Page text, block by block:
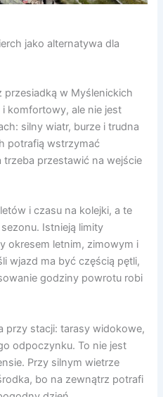
jako alternatywa dla
przesiadką w Myślenickich
komfortowy, ale nie jest
silny wiatr, burze i trudna
potrafią wstrzymać
przestawić na wejście
i czasu na kolejki, a te
Istnieją limity
okresem letnim, zimowym i
wjazd ma być częścią pętli,
godziny powrotu robi
przy stacji: tarasy widokowe,
odpoczynku. To nie jest
Przy silnym wietrze
bo na zewnątrz potrafi